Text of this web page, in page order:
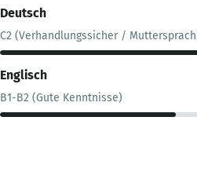
Deutsch
C2 (Verhandlungssicher /
Englisch
B1-B2 (Gute Kenntnisse)